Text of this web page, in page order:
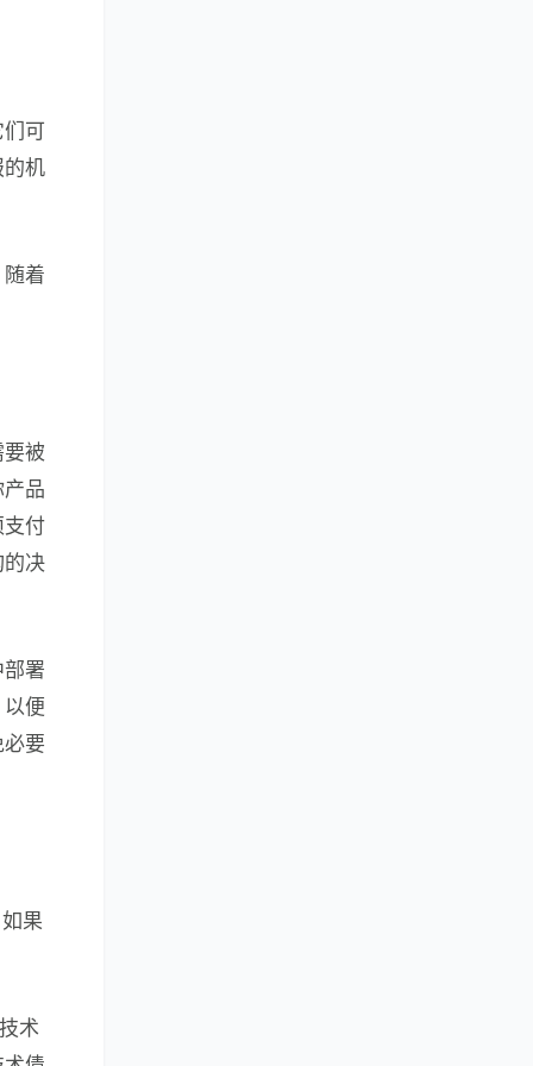
可
的机
着
被
品
付
的决
署
便
要
果
术